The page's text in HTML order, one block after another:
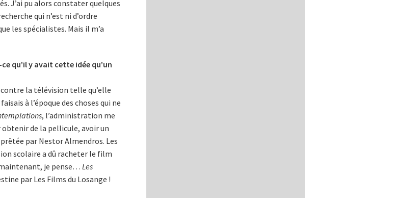
J’ai pu alors constater quelques
qui n’est ni d’ordre
les spécialistes. Mais il m’a
qu’il y avait cette idée qu’un
la télévision telle qu’elle
à l’époque des choses qui ne
, l’administration me
de la pellicule, avoir un
par Nestor Almendros. Les
scolaire a dû racheter le film
je pense…Les
par Les Films du Losange !